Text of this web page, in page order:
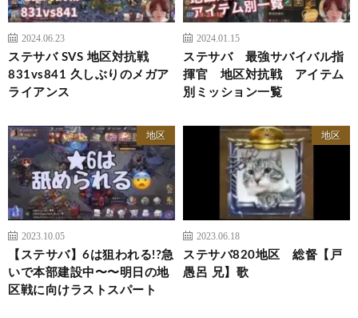
2024.06.23
ステサバ SVS 地区対抗戦
831vs841 久しぶりのメガア
ライアンス
2024.01.15
ステサバ 最強サバイバル指
揮官 地区対抗戦 アイテム
別ミッション一覧
地区
2023.10.05
【ステサバ】6は狙われる!?急
いで本部建設中〜〜明日の地
区戦に向けラストスパート
地区
2023.06.18
ステサバ820地区 総督【戸
愚呂 兄】歌